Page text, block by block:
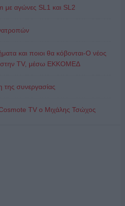
με αγώνες SL1 και SL2
και ποιοι θα κόβονται-Ο νέος
στην TV, μέσω ΕΚΚΟΜΕΔ
της συνεργασίας
TV o Μιχάλης Τσώχος